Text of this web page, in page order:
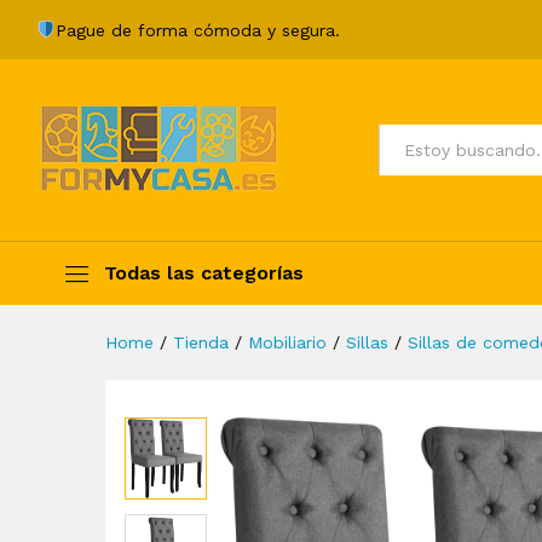
Pague de forma cómoda y segura.
Todos
Todas las categorías
Home / Tienda / Mobiliario / Sillas / Sillas de
Description Specification